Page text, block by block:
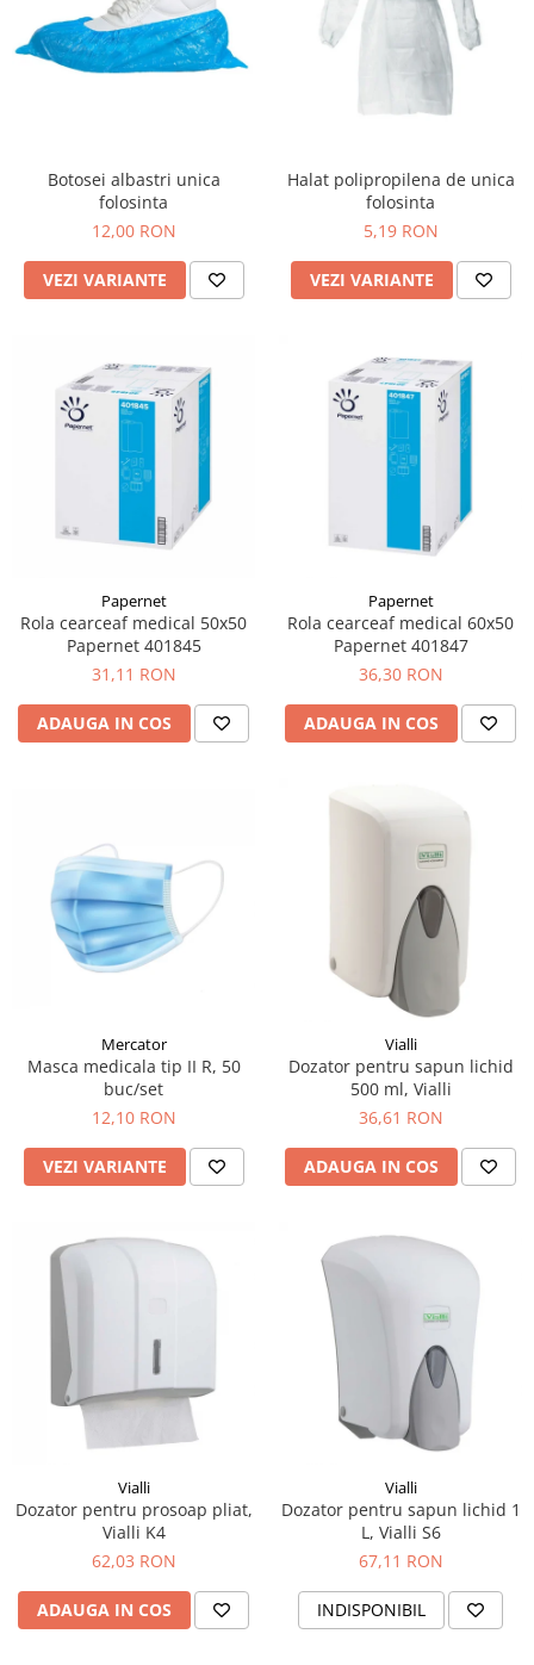
Botosei albastri unica
folosinta
12,00 RON
VEZI VARIANTE
Halat polipropilena de unica
folosinta
5,19 RON
VEZI VARIANTE
Papernet
Rola cearceaf medical 50x50
Papernet 401845
31,11 RON
ADAUGA IN COS
Papernet
Rola cearceaf medical 60x50
Papernet 401847
36,30 RON
ADAUGA IN COS
Mercator
Masca medicala tip II R, 50
buc/set
12,10 RON
VEZI VARIANTE
Vialli
Dozator pentru sapun lichid
500 ml, Vialli
36,61 RON
ADAUGA IN COS
Vialli
Dozator pentru prosoap pliat,
Vialli K4
62,03 RON
ADAUGA IN COS
Vialli
Dozator pentru sapun lichid 1
L, Vialli S6
67,11 RON
INDISPONIBIL